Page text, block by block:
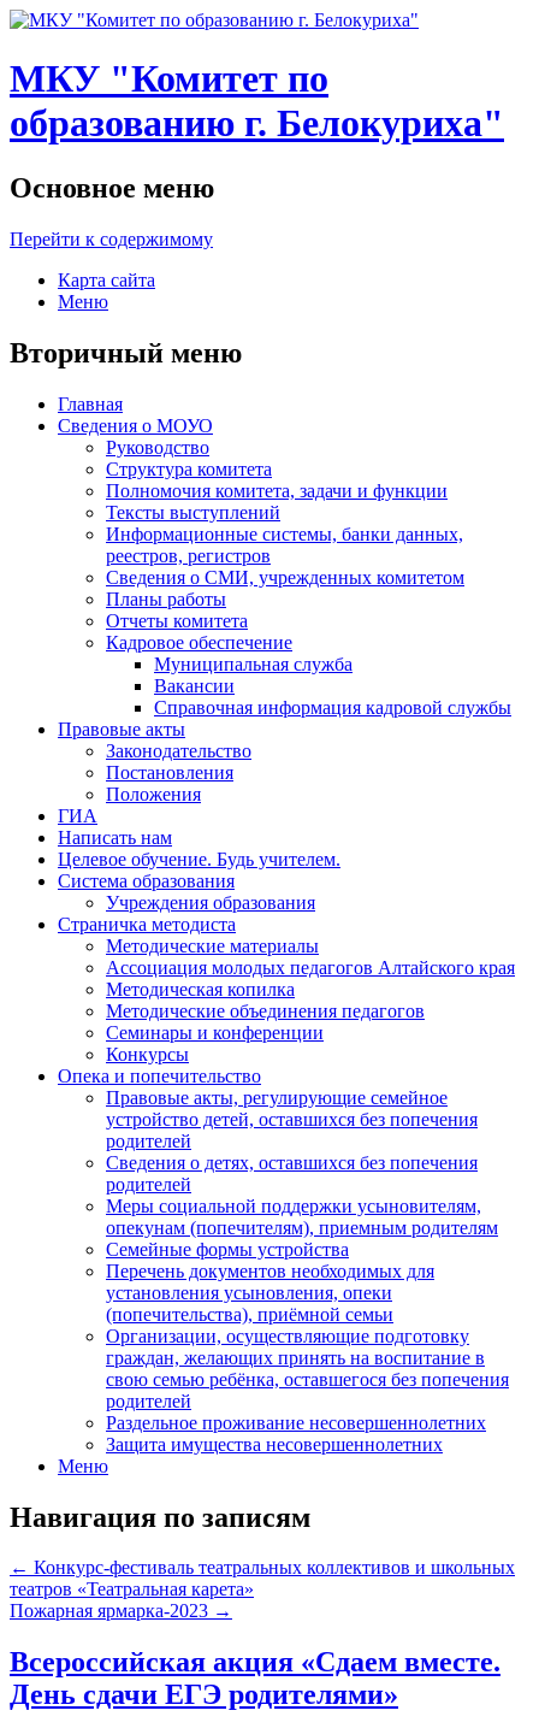
МКУ "Комитет по
образованию г. Белокуриха"
Основное меню
Перейти к содержимому
Карта сайта
Меню
Вторичный меню
Главная
Сведения о МОУО
Руководство
Структура комитета
Полномочия комитета, задачи и функции
Тексты выступлений
Информационные системы, банки данных,
реестров, регистров
Сведения о СМИ, учрежденных комитетом
Планы работы
Отчеты комитета
Кадровое обеспечение
Муниципальная служба
Вакансии
Справочная информация кадровой службы
Правовые акты
Законодательство
Постановления
Положения
ГИА
Написать нам
Целевое обучение. Будь учителем.
Система образования
Учреждения образования
Страничка методиста
Методические материалы
Ассоциация молодых педагогов Алтайского края
Методическая копилка
Методические объединения педагогов
Семинары и конференции
Конкурсы
Опека и попечительство
Правовые акты, регулирующие семейное
устройство детей, оставшихся без попечения
родителей
Сведения о детях, оставшихся без попечения
родителей
Меры социальной поддержки усыновителям,
опекунам (попечителям), приемным родителям
Семейные формы устройства
Перечень документов необходимых для
установления усыновления, опеки
(попечительства), приёмной семьи
Организации, осуществляющие подготовку
граждан, желающих принять на воспитание в
свою семью ребёнка, оставшегося без попечения
родителей
Раздельное проживание несовершеннолетних
Защита имущества несовершеннолетних
Меню
Навигация по записям
← Конкурс-фестиваль театральных коллективов и школьных
театров «Театральная карета»
Пожарная ярмарка-2023 →
Всероссийская акция «Сдаем вместе.
День сдачи ЕГЭ родите­лями»